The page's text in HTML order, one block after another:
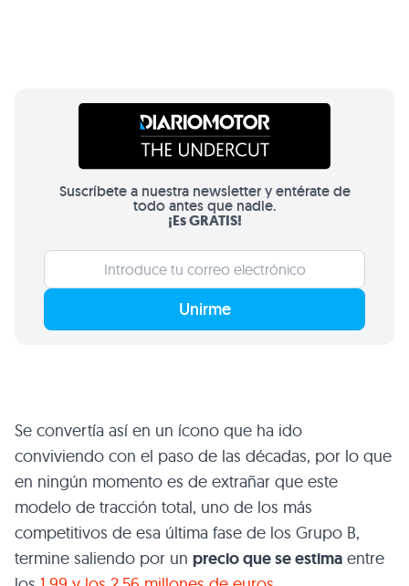
Suscríbete a nuestra newsletter y entérate de
todo antes que nadie.
¡Es GRATIS!
Unirme
Se convertía así en un ícono que ha ido
conviviendo con el paso de las décadas, por lo que
en ningún momento es de extrañar que este
modelo de tracción total, uno de los más
competitivos de esa última fase de los Grupo B,
termine saliendo por un precio que se estima entre